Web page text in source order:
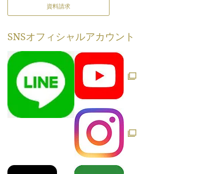
資料請求
SNSオフィシャルアカウント